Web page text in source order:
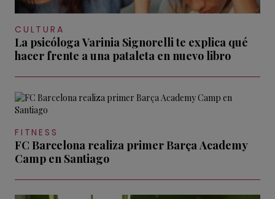
CULTURA
La psicóloga Varinia Signorelli te explica qué
hacer frente a una pataleta en nuevo libro
FITNESS
FC Barcelona realiza primer Barça Academy
Camp en Santiago